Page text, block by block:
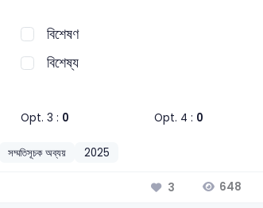
বিশেষণ
বিশেষ্য
Opt. 3 : 0 Opt. 4 : 0
সম্মতিসূচক অব্যয় 2025
3 648